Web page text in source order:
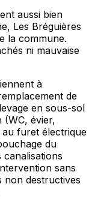
aussi bien
Les Bréguières
la commune.
ni mauvaise
à
de
en sous-sol
(WC, évier,
au furet électrique
du
sans
non destructives